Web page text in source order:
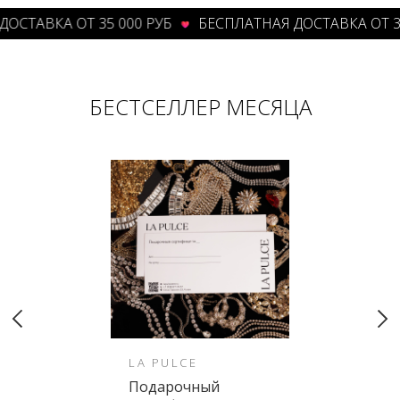
ОТ 35 000 РУБ БЕСПЛАТНАЯ ДОСТАВКА ОТ 35
БЕСТСЕЛЛЕР МЕСЯЦА
LA PULCE
Подарочный